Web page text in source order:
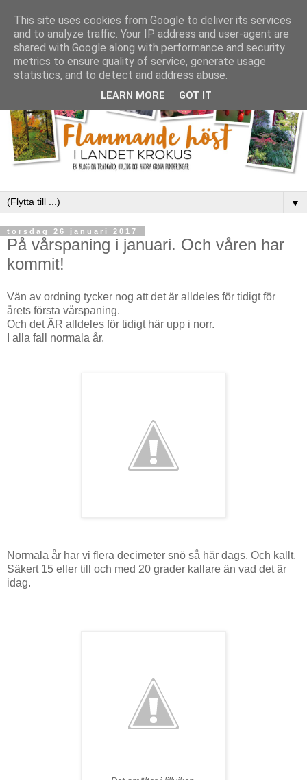
▼
torsdag 26 januari 2017
På vårspaning i januari. Och våren har
kommit!
Vän av ordning tycker nog att det är alldeles för tidigt för
årets första vårspaning.
Och det ÄR alldeles för tidigt här upp i norr.
I alla fall normala år.
Normala år har vi flera decimeter snö så här dags. Och kallt.
Säkert 15 eller till och med 20 grader kallare än vad det är
idag.
This site uses cookies from Google to deliver its services
and to analyze traffic. Your IP address and user-agent are
shared with Google along with performance and security
metrics to ensure quality of service, generate usage
statistics, and to detect and address abuse.
LEARN MORE GOT IT